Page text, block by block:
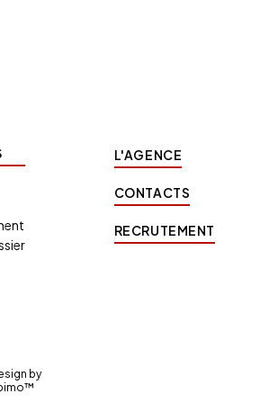
L'AGENCE
CONTACTS
RECRUTEMENT
by